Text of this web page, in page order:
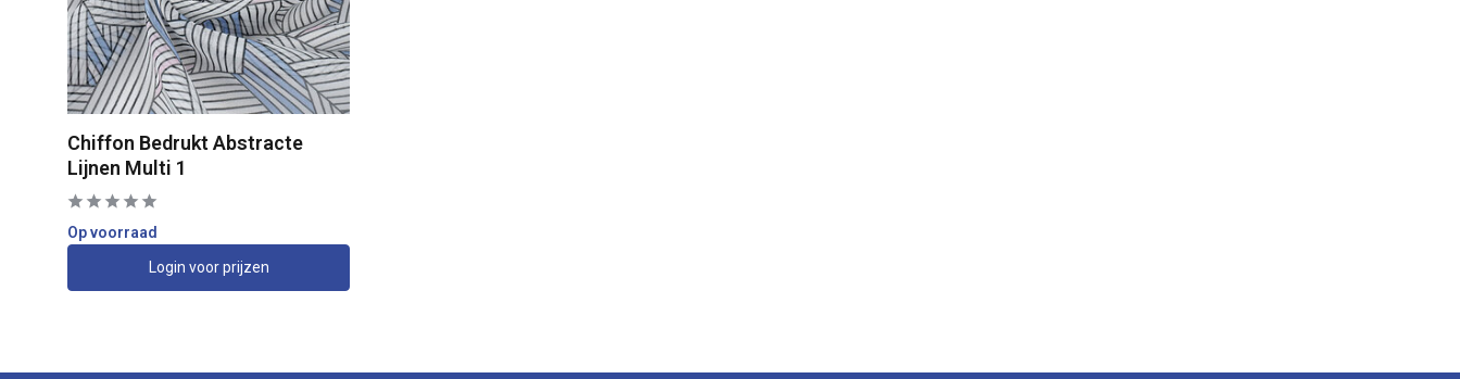
Chiffon Bedrukt Abstracte
Lijnen Multi 1
Op voorraad
Login voor prijzen